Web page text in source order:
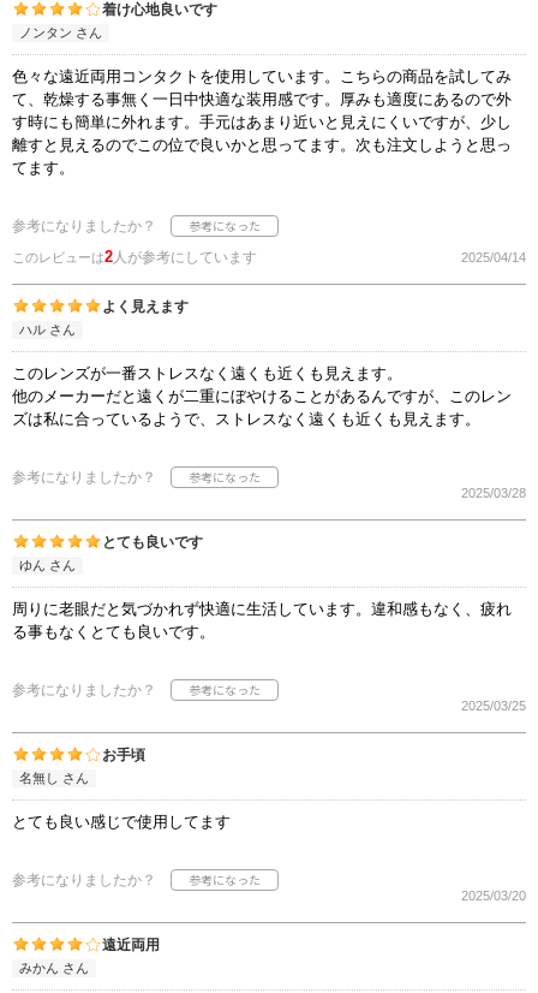
着け心地良いです
ノンタン さん
色々な遠近両用コンタクトを使用しています。こちらの商品を試してみ
て、乾燥する事無く一日中快適な装用感です。厚みも適度にあるので外
す時にも簡単に外れます。手元はあまり近いと見えにくいですが、少し
離すと見えるのでこの位で良いかと思ってます。次も注文しようと思っ
てます。
参考になりましたか？
このレビューは2人が参考にしています 2025/04/14
よく見えます
ハル さん
このレンズが一番ストレスなく遠くも近くも見えます。
他のメーカーだと遠くが二重にぼやけることがあるんですが、このレン
ズは私に合っているようで、ストレスなく遠くも近くも見えます。
参考になりましたか？
2025/03/28
とても良いです
ゆん さん
周りに老眼だと気づかれず快適に生活しています。違和感もなく、疲れ
る事もなくとても良いです。
参考になりましたか？
2025/03/25
お手頃
名無し さん
とても良い感じで使用してます
参考になりましたか？
2025/03/20
遠近両用
みかん さん